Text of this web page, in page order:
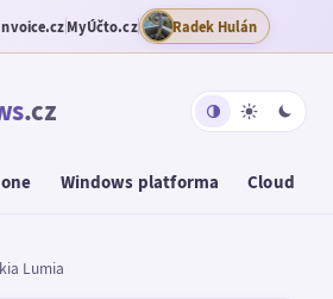
MyÚčto.cz Radek Hulán
.cz
Windows platforma Cloud
Lumia